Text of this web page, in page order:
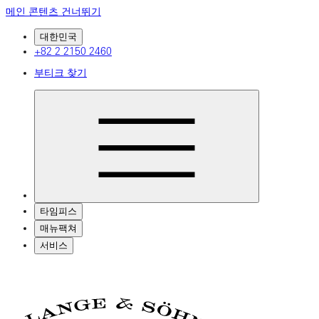
메인 콘텐츠 건너뛰기
대한민국
+82 2 2150 2460
부티크 찾기
타임피스
매뉴팩쳐
서비스